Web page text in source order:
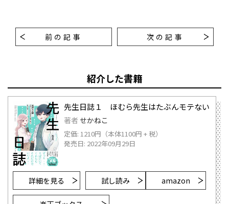
前の記事 次の記事
紹介した書籍
先生日誌１ ほむら先生はたぶんモテない
著者 せかねこ
定価: 1210円（本体1100円 + 税）
発売日: 2022年09月29日
詳細を見る 試し読み amazon